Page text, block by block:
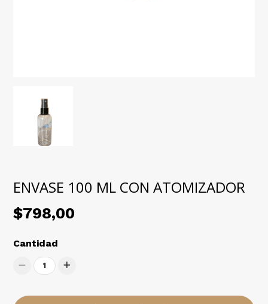
ENVASE 100 ML CON ATOMIZADOR
$798,00
Cantidad
1